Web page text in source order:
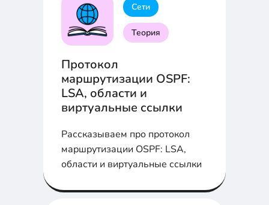
Сети
Теория
Протокол
маршрутизации OSPF:
LSA, области и
виртуальные ссылки
Рассказываем про протокол
маршрутизации OSPF: LSA,
области и виртуальные ссылки